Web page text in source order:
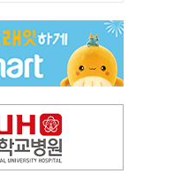
공시…"3분기 중 주주환원 방안 확정"
장, 제28대 울릉군 부군수 취임
솔리다임 상장설에 술렁[개미와글와글]